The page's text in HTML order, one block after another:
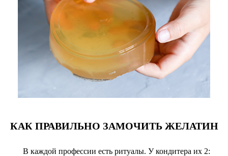
КАК ПРАВИЛЬНО ЗАМОЧИТЬ ЖЕЛАТИН
В каждой профессии есть ритуалы. У кондитера их 2: